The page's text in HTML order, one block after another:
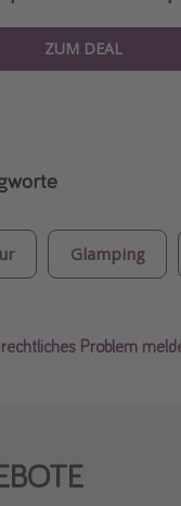
ZUM DEAL
Glamping
Problem